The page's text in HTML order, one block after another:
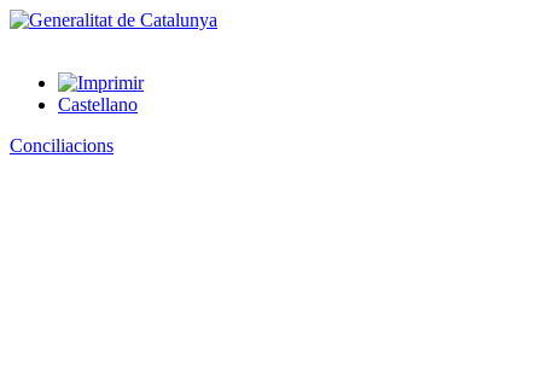
Castellano
Conciliacions